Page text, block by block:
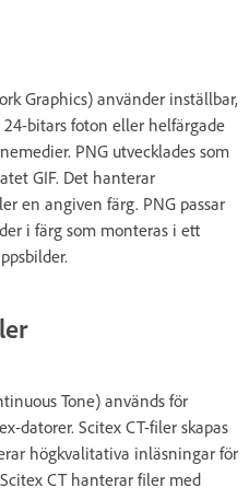
Graphics) använder inställbar,
bitars foton eller helfärgade
PNG utvecklades som
GIF. Det hanterar
en angiven färg. PNG passar
i färg som monteras i ett
Tone) används för
datorer. Scitex CT-filer skapas
högkvalitativa inläsningar för
CT hanterar filer med